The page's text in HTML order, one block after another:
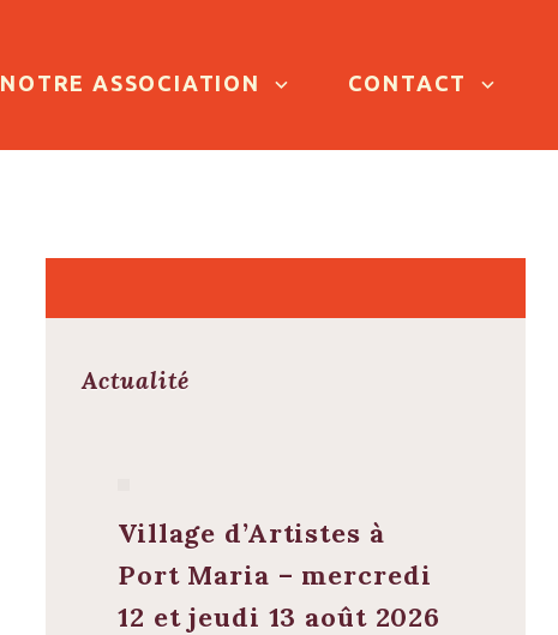
NOTRE ASSOCIATION CONTACT
Actualité
Village d’Artistes à
Port Maria – mercredi
12 et jeudi 13 août 2026